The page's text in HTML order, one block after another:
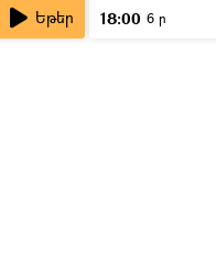
Եթեր 18:00 6 ր